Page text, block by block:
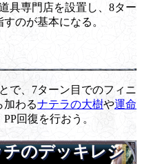
具専門店を設置し、8ター
のが基本になる。
で、7ターン目でのフィニ
加わるナテラの大樹や運命
回復を行おう。
のデッキレシ